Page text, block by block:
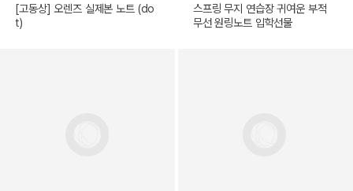
[고동상] 오렌즈 실제본 노트 (do
t)
스프링 무지 연습장 귀여운 부적
무선 원링노트 입학선물